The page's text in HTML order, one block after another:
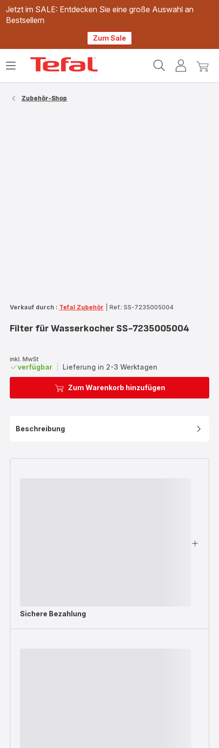
Jetzt im SALE: Entdecken Sie eine große Auswahl an
Bestsellern
Zum Sale
Mein
Mein
Das
Zubehör-Shop
Verkauf durch : Tefal Zubehör Ref.: SS-7235005004
Filter für Wasserkocher SS-7235005004
inkl. MwSt
verfügbar Lieferung in 2-3 Werktagen
Zum Warenkorb hinzufügen
Beschreibung
Sichere Bezahlung